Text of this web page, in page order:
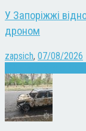
У Запоріжжі
дроном
zapsich, 07/08/2026